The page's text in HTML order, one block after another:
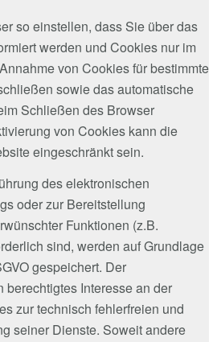
so einstellen, dass Sie über das
werden und Cookies nur im
von Cookies für bestimmte
sowie das automatische
Schließen des Browser
von Cookies kann die
eingeschränkt sein.
des elektronischen
oder zur Bereitstellung
Funktionen (z.B.
sind, werden auf Grundlage
gespeichert. Der
berechtigtes Interesse an der
zur technisch fehlerfreien und
seiner Dienste. Soweit andere